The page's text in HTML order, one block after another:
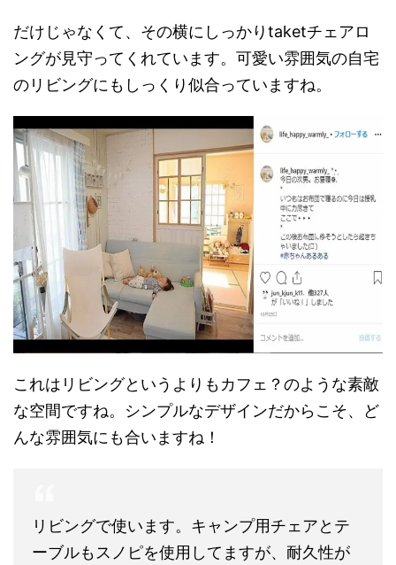
だけじゃなくて、その横にしっかりtaketチェアロ
ングが見守ってくれています。可愛い雰囲気の自宅
のリビングにもしっくり似合っていますね。
これはリビングというよりもカフェ？のような素敵
な空間ですね。シンプルなデザインだからこそ、ど
んな雰囲気にも合いますね！
リビングで使います。キャンプ用チェアとテ
ーブルもスノピを使用してますが、耐久性が